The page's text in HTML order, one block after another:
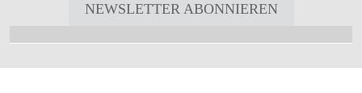
NEWSLETTER ABONNIEREN